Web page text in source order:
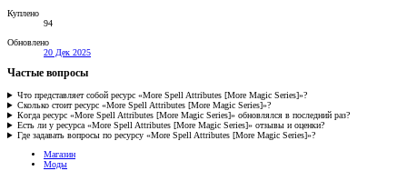
Куплено
94
Обновлено
20 Дек 2025
Частые вопросы
Что представляет собой ресурс «More Spell Attributes [More Magic Series]»?
Сколько стоит ресурс «More Spell Attributes [More Magic Series]»?
Когда ресурс «More Spell Attributes [More Magic Series]» обновлялся в последний раз?
Есть ли у ресурса «More Spell Attributes [More Magic Series]» отзывы и оценки?
Где задавать вопросы по ресурсу «More Spell Attributes [More Magic Series]»?
Магазин
Моды